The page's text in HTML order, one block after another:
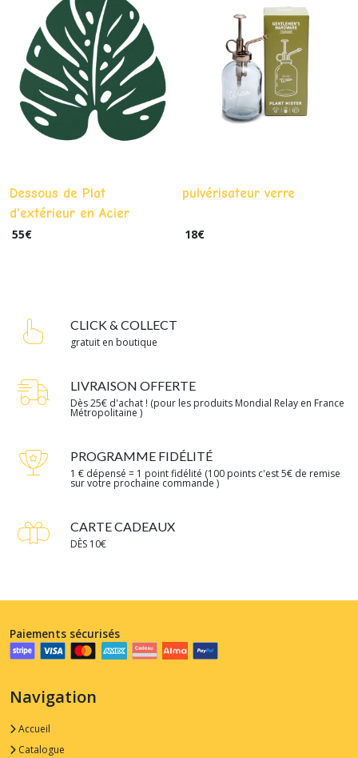
Dessous de Plat
d'extérieur en Acier
Monstera Fermob Vert
55€
pulvérisateur verre
18€
CLICK & COLLECT
gratuit en boutique
LIVRAISON OFFERTE
Dès 25€ d'achat ! (pour les produits Mondial Relay en France
Métropolitaine )
PROGRAMME FIDÉLITÉ
1 € dépensé = 1 point fidélité (100 points c'est 5€ de remise
sur votre prochaine commande )
CARTE CADEAUX
DÈS 10€
Paiements sécurisés
Navigation
Accueil
Catalogue